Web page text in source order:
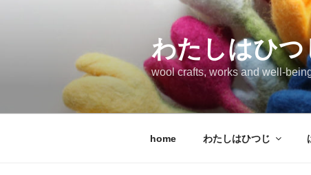
わたしはひつ
wool crafts, works and well-
home わたしはひつじ